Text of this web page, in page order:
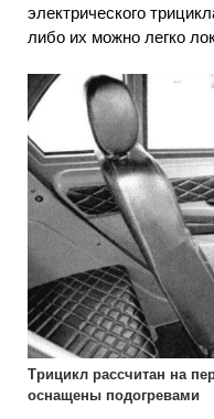
электрического
либо их можно легко
Трицикл рассчитан на
оснащены подогревами